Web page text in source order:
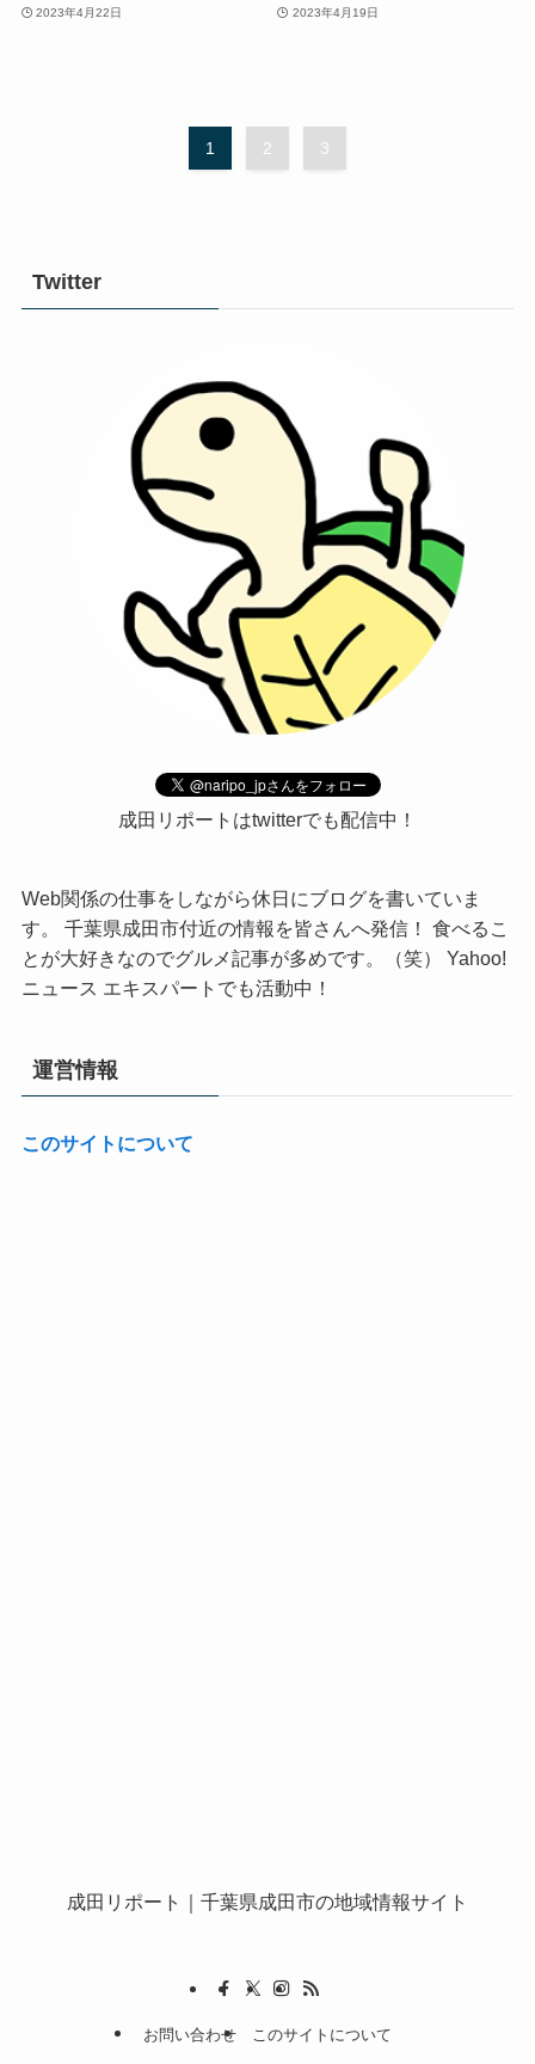
2023年4月22日 2023年4月19日
1 2 3
Twitter
成田リポートはtwitterでも配信中！
Web関係の仕事をしながら休日にブログを書いていま
す。 千葉県成田市付近の情報を皆さんへ発信！ 食べるこ
とが大好きなのでグルメ記事が多めです。（笑） Yahoo!
ニュース エキスパートでも活動中！
運営情報
このサイトについて
成田リポート ｜千葉県成田市の地域情報サイト
お問い合わせ このサイトについて